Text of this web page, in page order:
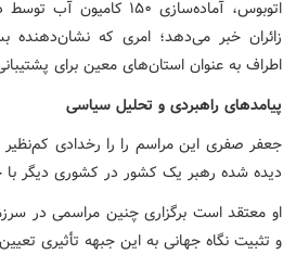
زائران خبر می‌دهد؛ امری که
اطراف به عنوان استان‌های معین برای
پیامدهای راهبردی و تحلیل سیاسی
جعفر صفری این مراسم را را رخدادی
دیده شده رهبر یک کشور در کشوری دیگر
او معتقد است برگزاری چنین مراسمی در
و تثبیت نگاه جهانی به این جبهه تأثیری